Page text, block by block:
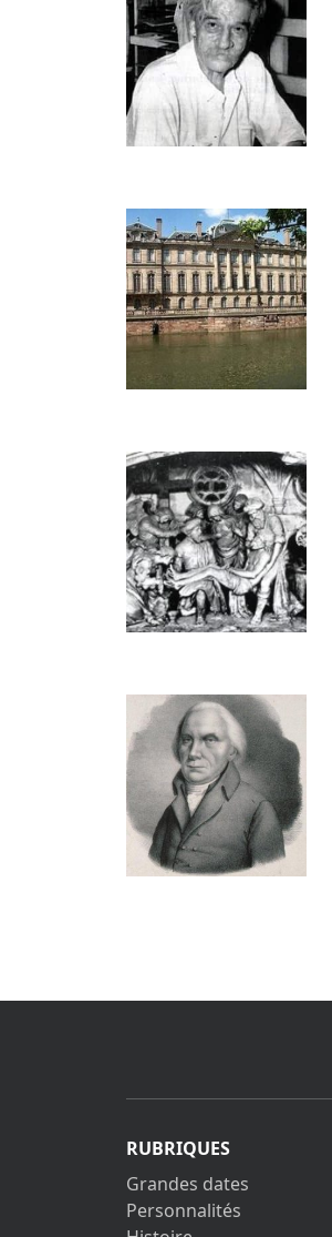
RUBRIQUES
Grandes dates
Personnalités